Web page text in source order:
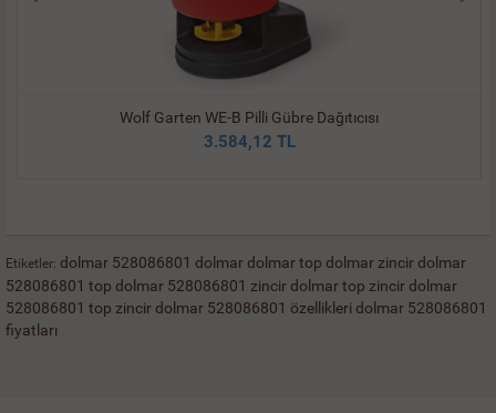
Wolf Garten WE-B Pilli Gübre Dağıtıcısı
3.584,12 TL
Etiketler: dolmar 528086801 dolmar dolmar top dolmar zincir dolmar
528086801 top dolmar 528086801 zincir dolmar top zincir dolmar
528086801 top zincir dolmar 528086801 özellikleri dolmar 528086801
fiyatları